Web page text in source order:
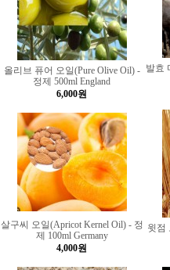
올리브 퓨어 오일(Pure Olive Oil) -
정제 500ml England
6,000원
발효
살구씨 오일(Apricot Kernel Oil) - 정
제 100ml Germany
4,000원
윗점